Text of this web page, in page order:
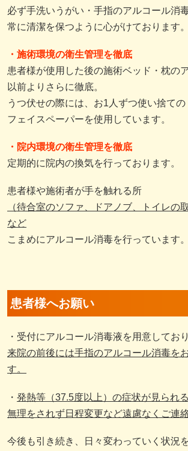
必ず手洗いうがい・手指のアルコール消
常に清潔を保つように心がけております。
・施術環境の衛生管理を徹底
患者様が使用した後の施術ベッド・枕の
以前よりさらに徹底。
うつ伏せの際には、お1人ずつ使い捨ての
フェイスペーパーを使用しています。
・院内環境の衛生管理を徹底
定期的に院内の換気を行っております。
患者様や施術者が手を触れる所
（待合室のソファ、ドアノブ、トイレの
など
こまめにアルコール消毒を行っています。
患者様へお願い
・受付にアルコール消毒液を用意してお
来院の前後には手指のアルコール消毒を
す。
・ 発熱等（37.5度以上）の症状が見られる
無理をされず日程変更など遠慮なくご連絡
今後も引き続き、日々変わっていく状況